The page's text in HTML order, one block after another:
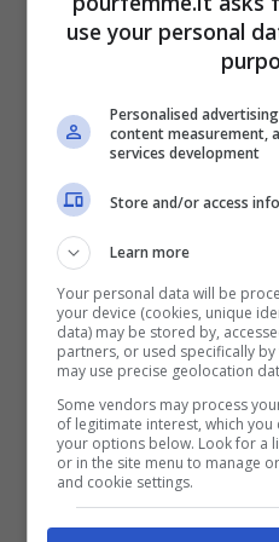
però quando arriva la
va al mare o in
il sudoreci fa evitare
Il lifting alle ciglia come
use your personal
Personalised
content measurement,
services development
Store and/or access
Learn more
Your personal data will be
your device (cookies, unique
data) may be stored by,
partners, or used specifically
may use precise geolocation
Some vendors may process
of legitimate interest, which
your options below. Look for a
or in the site menu to manage
and cookie settings.